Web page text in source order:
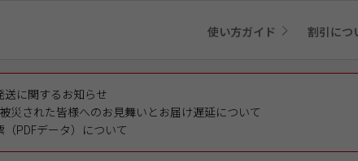
使い方ガイド 割引につ
送に関するお知らせ
災された皆様へのお見舞いとお届け遅延について
PDFデータ）について